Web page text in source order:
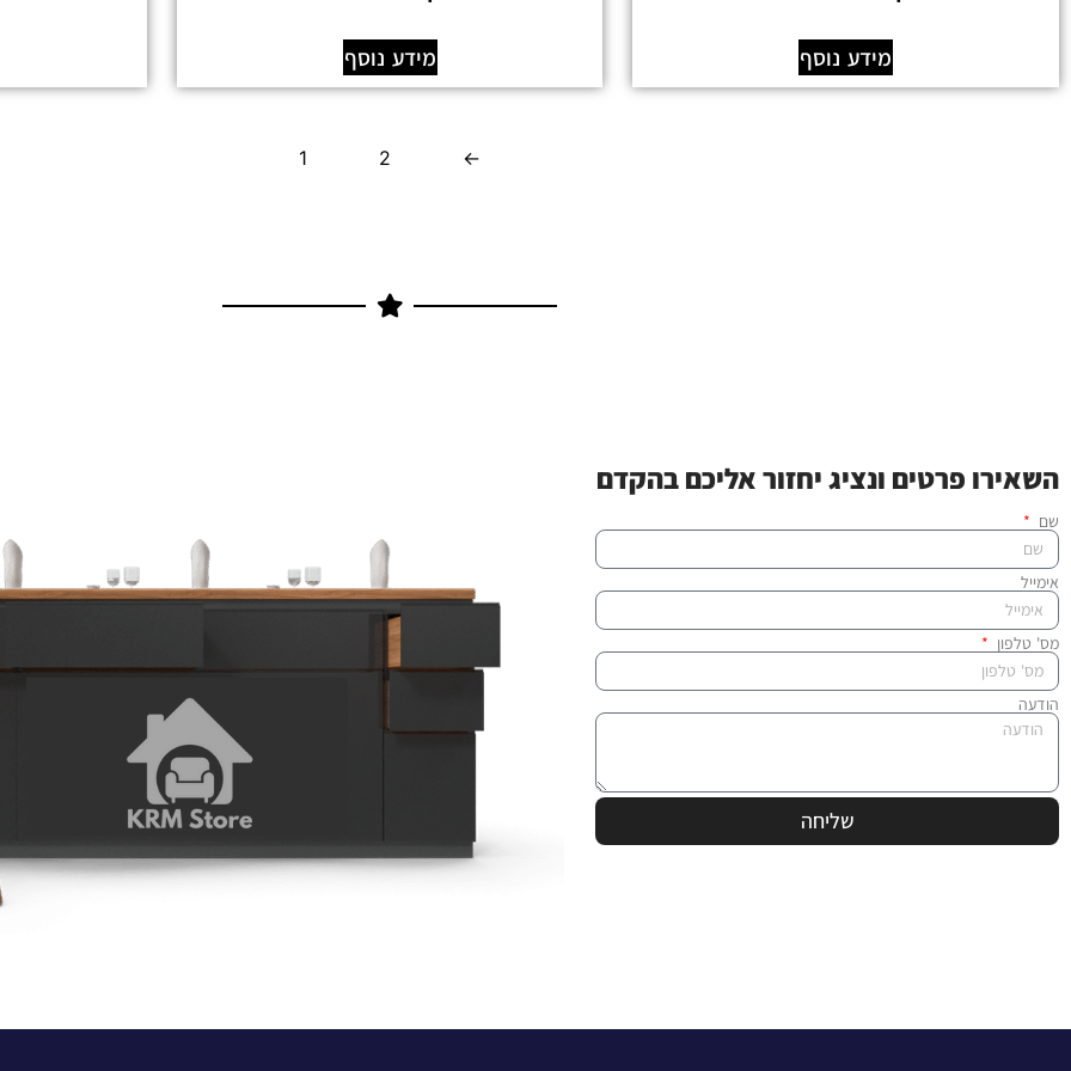
מידע נוסף מידע נוסף
1 2 ←
השאירו פרטים ונציג יחזור אליכם בהקדם
שם
אימייל
מס' טלפון
הודעה
שליחה